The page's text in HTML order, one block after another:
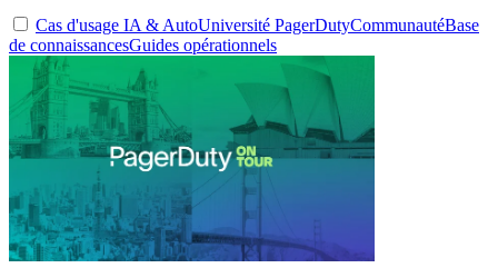
Cas d'usage IA & AutoUniversité PagerDutyCommunautéBase
de connaissancesGuides opérationnels